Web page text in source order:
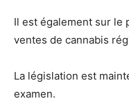
Il est également sur le
ventes de cannabis
La législation est
examen.